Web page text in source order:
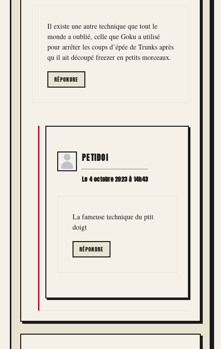
Il existe une autre technique que tout le
monde a oublié, celle que Goku a utilisé
pour arrêter les coups d’épée de Trunks après
qu il ait découpé freezer en petits morceaux.
RÉPONDRE
PETIDOI
Le 4 octobre 2023 à 14h43
La fameuse technique du ptit
doigt
RÉPONDRE